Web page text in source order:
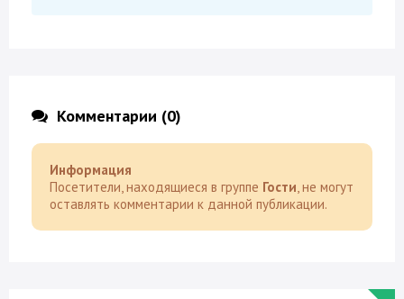
Комментарии (0)
Информация
Посетители, находящиеся в группе Гости, не могут
оставлять комментарии к данной публикации.